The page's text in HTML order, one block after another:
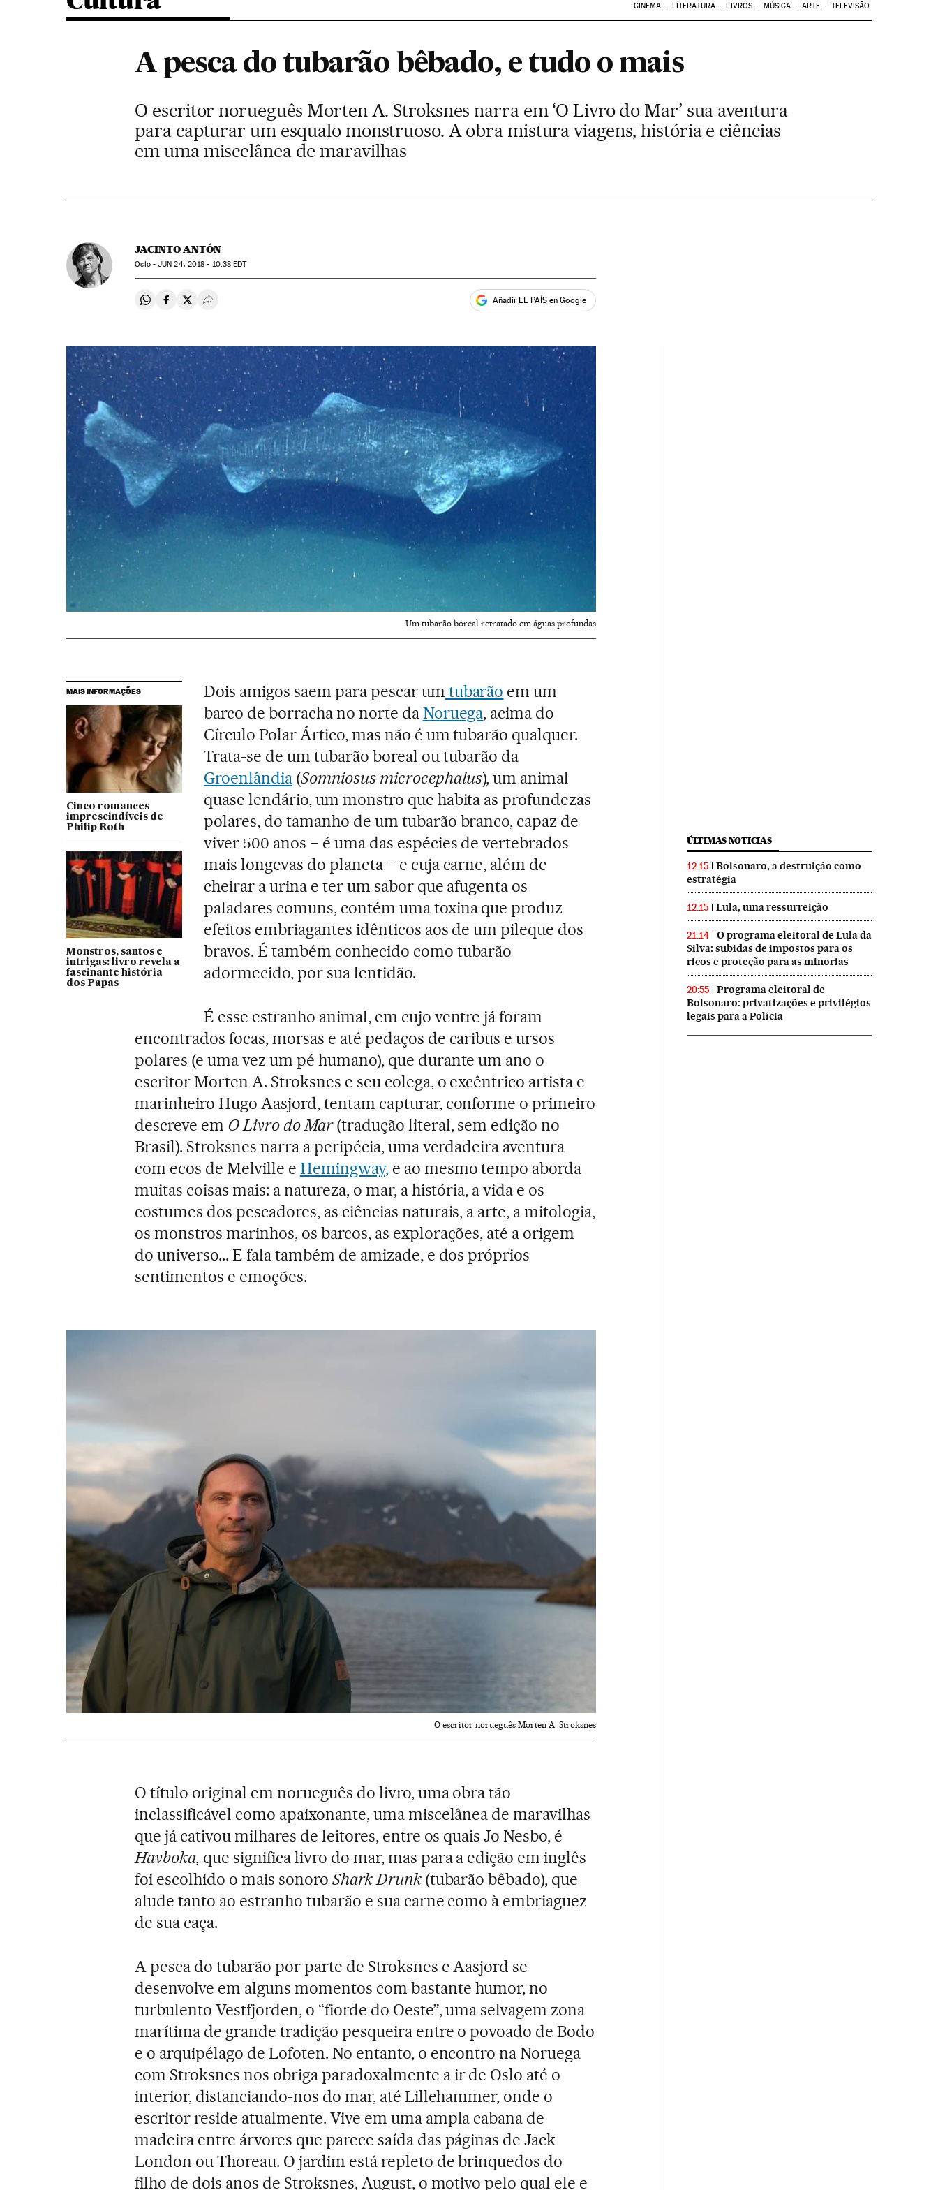
CINEMA LITERATURA LIVROS MÚSICA ARTE TELEVISÃO
A pesca do tubarão bêbado, e tudo o mais
O escritor norueguês Morten A. Stroksnes narra em ‘O Livro do Mar’ sua aventura
para capturar um esqualo monstruoso. A obra mistura viagens, história e ciências
em uma miscelânea de maravilhas
JACINTO ANTÓN
Oslo -JUN 24, 2018 - 10:38 EDT
Compartir en Whatsapp
Compartir en Facebook
Compartir en Twitter
Desplegar Redes Sociales Añadir EL PAÍS en Google
Um tubarão boreal retratado em águas profundas
MAIS INFORMAÇÕES
Cinco romances
imprescindíveis de
Philip Roth
Monstros, santos e
intrigas: livro revela a
fascinante história
dos Papas
Dois amigos saem para pescar um tubarão em um
barco de borracha no norte daNoruega, acima do
Círculo Polar Ártico, mas não é um tubarão qualquer.
Trata-se de um tubarão boreal ou tubarão da
Groenlândia(Somniosus microcephalus), um animal
quase lendário, um monstro que habita as profundezas
polares, do tamanho de um tubarão branco, capaz de
viver 500 anos – é uma das espécies de vertebrados
mais longevas do planeta – e cuja carne, além de
cheirar a urina e ter um sabor que afugenta os
paladares comuns, contém uma toxina que produz
efeitos embriagantes idênticos aos de um pileque dos
bravos. É também conhecido como tubarão
adormecido, por sua lentidão.
É esse estranho animal, em cujo ventre já foram
encontrados focas, morsas e até pedaços de caribus e ursos
polares (e uma vez um pé humano), que durante um ano o
escritor Morten A. Stroksnes e seu colega, o excêntrico artista e
marinheiro Hugo Aasjord, tentam capturar, conforme o primeiro
descreve em O Livro do Mar(tradução literal, sem edição no
Brasil). Stroksnes narra a peripécia, uma verdadeira aventura
com ecos de Melville e Hemingway,e ao mesmo tempo aborda
muitas coisas mais: a natureza, o mar, a história, a vida e os
costumes dos pescadores, as ciências naturais, a arte, a mitologia,
os monstros marinhos, os barcos, as explorações, até a origem
do universo... E fala também de amizade, e dos próprios
sentimentos e emoções.
O escritor norueguês Morten A. Stroksnes
O título original em norueguês do livro, uma obra tão
inclassificável como apaixonante, uma miscelânea de maravilhas
que já cativou milhares de leitores, entre os quais Jo Nesbo, é
Havboka, que significa livro do mar, mas para a edição em inglês
foi escolhido o mais sonoro Shark Drunk(tubarão bêbado), que
alude tanto ao estranho tubarão e sua carne como à embriaguez
de sua caça.
A pesca do tubarão por parte de Stroksnes e Aasjord se
desenvolve em alguns momentos com bastante humor, no
turbulento Vestfjorden, o “fiorde do Oeste”, uma selvagem zona
marítima de grande tradição pesqueira entre o povoado de Bodo
e o arquipélago de Lofoten. No entanto, o encontro na Noruega
com Stroksnes nos obriga paradoxalmente a ir de Oslo até o
interior, distanciando-nos do mar, até Lillehammer, onde o
escritor reside atualmente. Vive em uma ampla cabana de
madeira entre árvores que parece saída das páginas de Jack
London ou Thoreau. O jardim está repleto de brinquedos do
filho de dois anos de Stroksnes, August, o motivo pelo qual ele e
ÚLTIMAS NOTICIAS
12:15
Bolsonaro, a destruição como
estratégia
12:15 Lula, uma ressurreição
21:14
O programa eleitoral de Lula da
Silva: subidas de impostos para os
ricos e proteção para as minorias
20:55
Programa eleitoral de
Bolsonaro: privatizações e privilégios
legais para a Polícia